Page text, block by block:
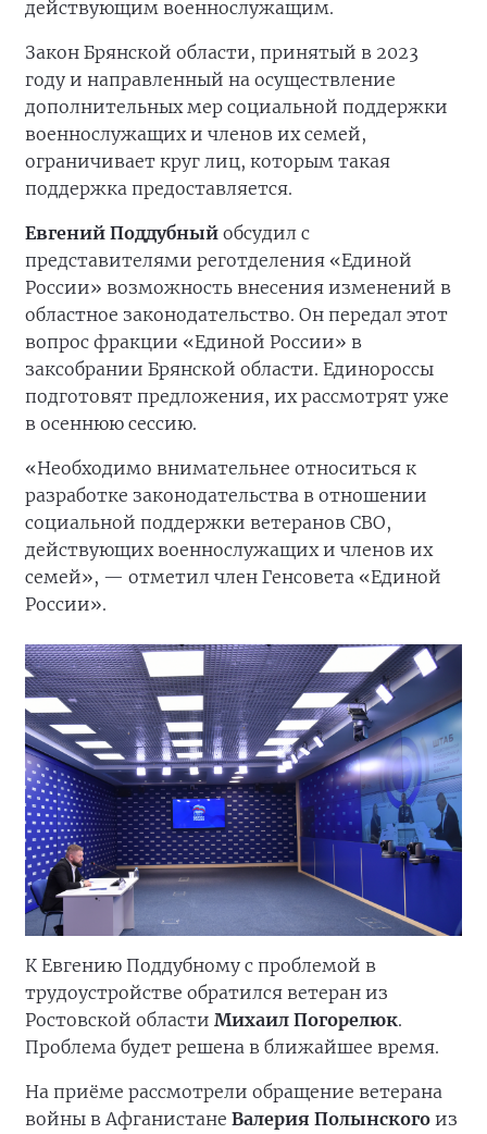
действующим военнослужащим.
Закон Брянской области, принятый в 2023
году и направленный на осуществление
дополнительных мер социальной поддержки
военнослужащих и членов их семей,
ограничивает круг лиц, которым такая
поддержка предоставляется.
Евгений Поддубный обсудил с
представителями реготделения «Единой
России» возможность внесения изменений в
областное законодательство. Он передал этот
вопрос фракции «Единой России» в
заксобрании Брянской области. Единороссы
подготовят предложения, их рассмотрят уже
в осеннюю сессию.
«Необходимо внимательнее относиться к
разработке законодательства в отношении
социальной поддержки ветеранов СВО,
действующих военнослужащих и членов их
семей», — отметил член Генсовета «Единой
России».
К Евгению Поддубному с проблемой в
трудоустройстве обратился ветеран из
Ростовской области Михаил Погорелюк.
Проблема будет решена в ближайшее время.
На приёме рассмотрели обращение ветерана
войны в Афганистане Валерия Полынского из